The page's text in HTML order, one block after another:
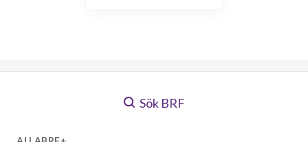
Sök BRF